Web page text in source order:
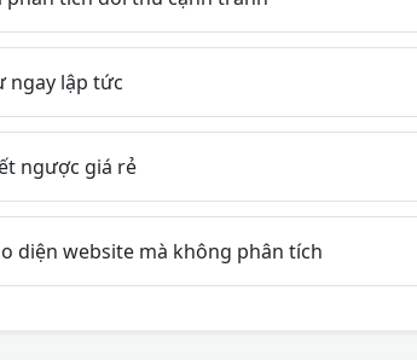
ngay lập tức
ngược giá rẻ
diện website mà không phân tích